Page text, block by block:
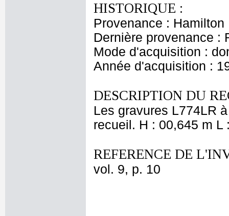
HISTORIQUE :
Provenance : Hamilton
Dernière provenance :
Mode d'acquisition :
Année d'acquisition :
DESCRIPTION DU
Les gravures L774LR
recueil. H : 00,645 m L
REFERENCE DE
vol. 9, p. 10